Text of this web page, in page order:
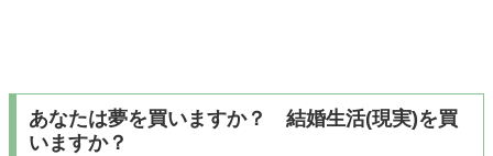
あなたは夢を買いますか？ 結婚生活(現実)を買
いますか？